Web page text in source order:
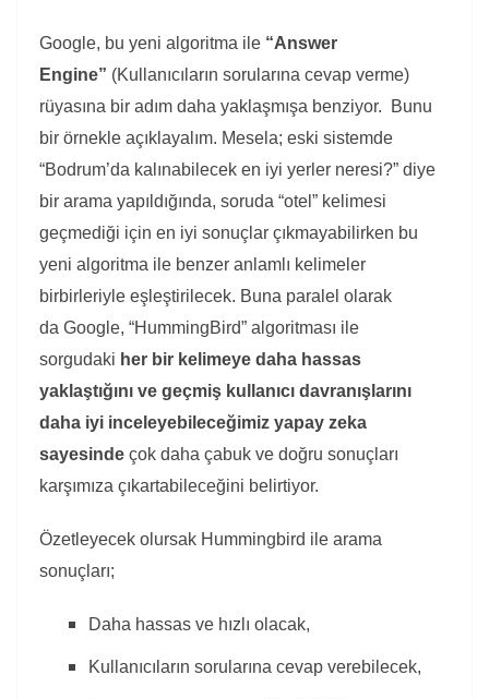
Google, bu yeni algoritma ile “Answer
Engine” (Kullanıcıların sorularına cevap verme)
rüyasına bir adım daha yaklaşmışa benziyor. Bunu
bir örnekle açıklayalım. Mesela; eski sistemde
“Bodrum’da kalınabilecek en iyi yerler neresi?” diye
bir arama yapıldığında, soruda “otel” kelimesi
geçmediği için en iyi sonuçlar çıkmayabilirken bu
yeni algoritma ile benzer anlamlı kelimeler
birbirleriyle eşleştirilecek. Buna paralel olarak
da Google, “HummingBird” algoritması ile
sorgudaki her bir kelimeye daha hassas
yaklaştığını ve geçmiş kullanıcı davranışlarını
daha iyi inceleyebileceğimiz yapay zeka
sayesinde çok daha çabuk ve doğru sonuçları
karşımıza çıkartabileceğini belirtiyor.
Özetleyecek olursak Hummingbird ile arama
sonuçları;
Daha hassas ve hızlı olacak,
Kullanıcıların sorularına cevap verebilecek,